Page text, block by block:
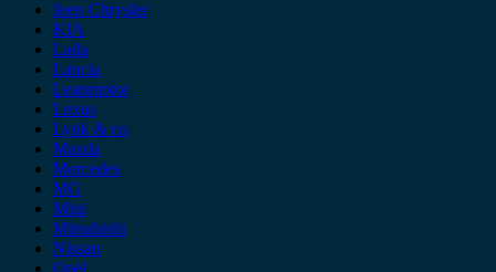
Jeep Chrysler
KIA
Lada
Lancia
Leapmotor
Lexus
Lynk & co
Mazda
Mercedes
MG
Mini
Mitsubishi
Nissan
Opel